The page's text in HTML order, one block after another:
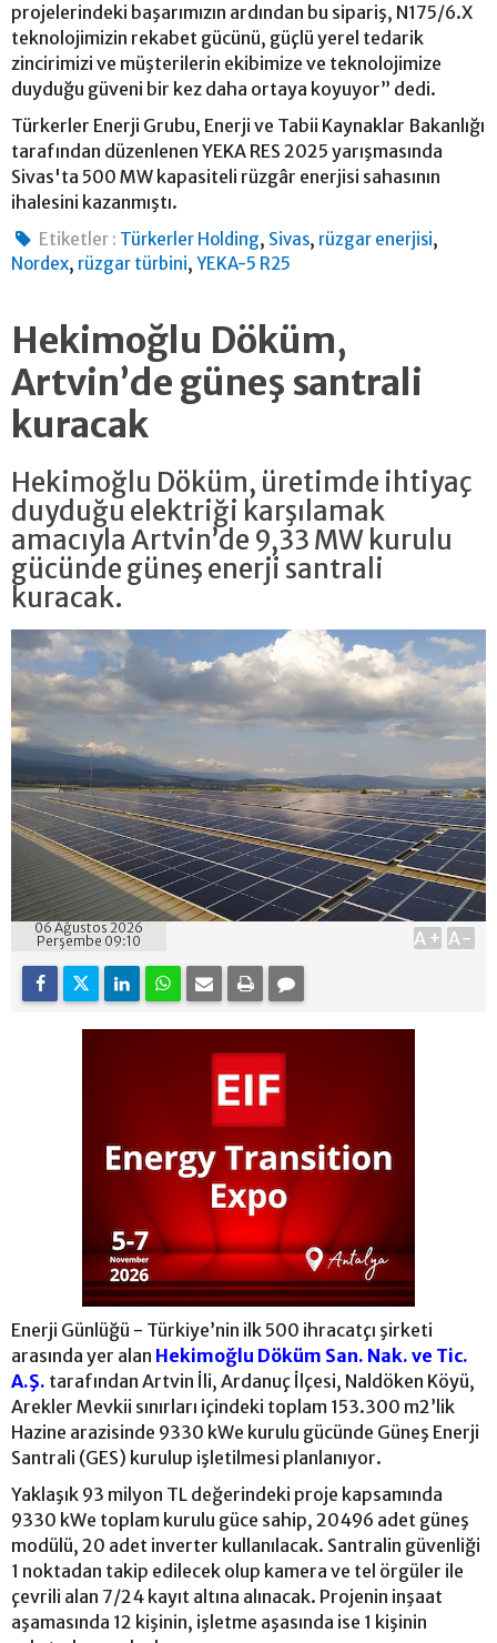
projelerindeki başarımızın ardından bu sipariş, N175/6.X
teknolojimizin rekabet gücünü, güçlü yerel tedarik
zincirimizi ve müşterilerin ekibimize ve teknolojimize
duyduğu güveni bir kez daha ortaya koyuyor” dedi.
Türkerler Enerji Grubu, Enerji ve Tabii Kaynaklar Bakanlığı
tarafından düzenlenen YEKA RES 2025 yarışmasında
Sivas'ta 500 MW kapasiteli rüzgâr enerjisi sahasının
ihalesini kazanmıştı.
Etiketler : Türkerler Holding, Sivas, rüzgar enerjisi,
Nordex, rüzgar türbini, YEKA-5 R25
Hekimoğlu Döküm,
Artvin’de güneş santrali
kuracak
Hekimoğlu Döküm, üretimde ihtiyaç
duyduğu elektriği karşılamak
amacıyla Artvin’de 9,33 MW kurulu
gücünde güneş enerji santrali
kuracak.
06 Ağustos 2026
Perşembe 09:10
A+ A-
Enerji Günlüğü - Türkiye’nin ilk 500 ihracatçı şirketi
arasında yer alan Hekimoğlu Döküm San. Nak. ve Tic.
A.Ş. tarafından Artvin İli, Ardanuç İlçesi, Naldöken Köyü,
Arekler Mevkii sınırları içindeki toplam 153.300 m2’lik
Hazine arazisinde 9330 kWe kurulu gücünde Güneş Enerji
Santrali (GES) kurulup işletilmesi planlanıyor.
Yaklaşık 93 milyon TL değerindeki proje kapsamında
9330 kWe toplam kurulu güce sahip, 20496 adet güneş
modülü, 20 adet inverter kullanılacak. Santralin güvenliği
1 noktadan takip edilecek olup kamera ve tel örgüler ile
çevrili alan 7/24 kayıt altına alınacak. Projenin inşaat
aşamasında 12 kişinin, işletme aşasında ise 1 kişinin